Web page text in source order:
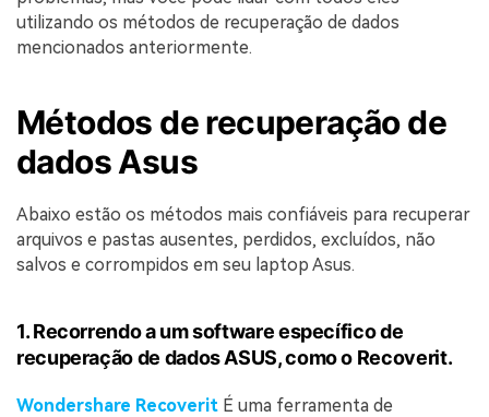
utilizando os métodos de recuperação de dados
mencionados anteriormente.
Métodos de recuperação de
dados Asus
Abaixo estão os métodos mais confiáveis para recuperar
arquivos e pastas ausentes, perdidos, excluídos, não
salvos e corrompidos em seu laptop Asus.
1. Recorrendo a um software específico de
recuperação de dados ASUS, como o Recoverit.
Wondershare Recoverit É uma ferramenta de